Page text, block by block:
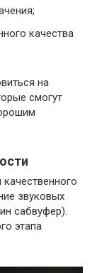
качества
на
смогут
звуковых
сабвуфер).
этапа